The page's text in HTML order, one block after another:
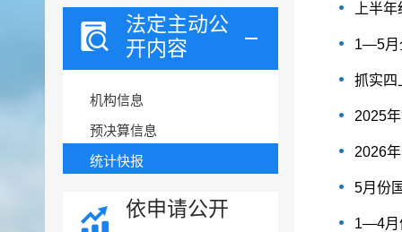
法定主动公
开内容
机构信息
预决算信息
统计快报
依申请公开
上半
1—5月
抓实四
2025
2026
5月份
1—4月